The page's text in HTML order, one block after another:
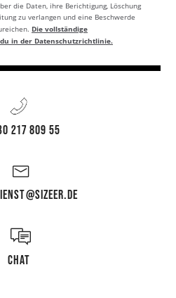
die Daten, ihre Berichtigung, Löschung
zu verlangen und eine Beschwerde
Die vollständige
in der Datenschutzrichtlinie.
217 809 55
CHAT